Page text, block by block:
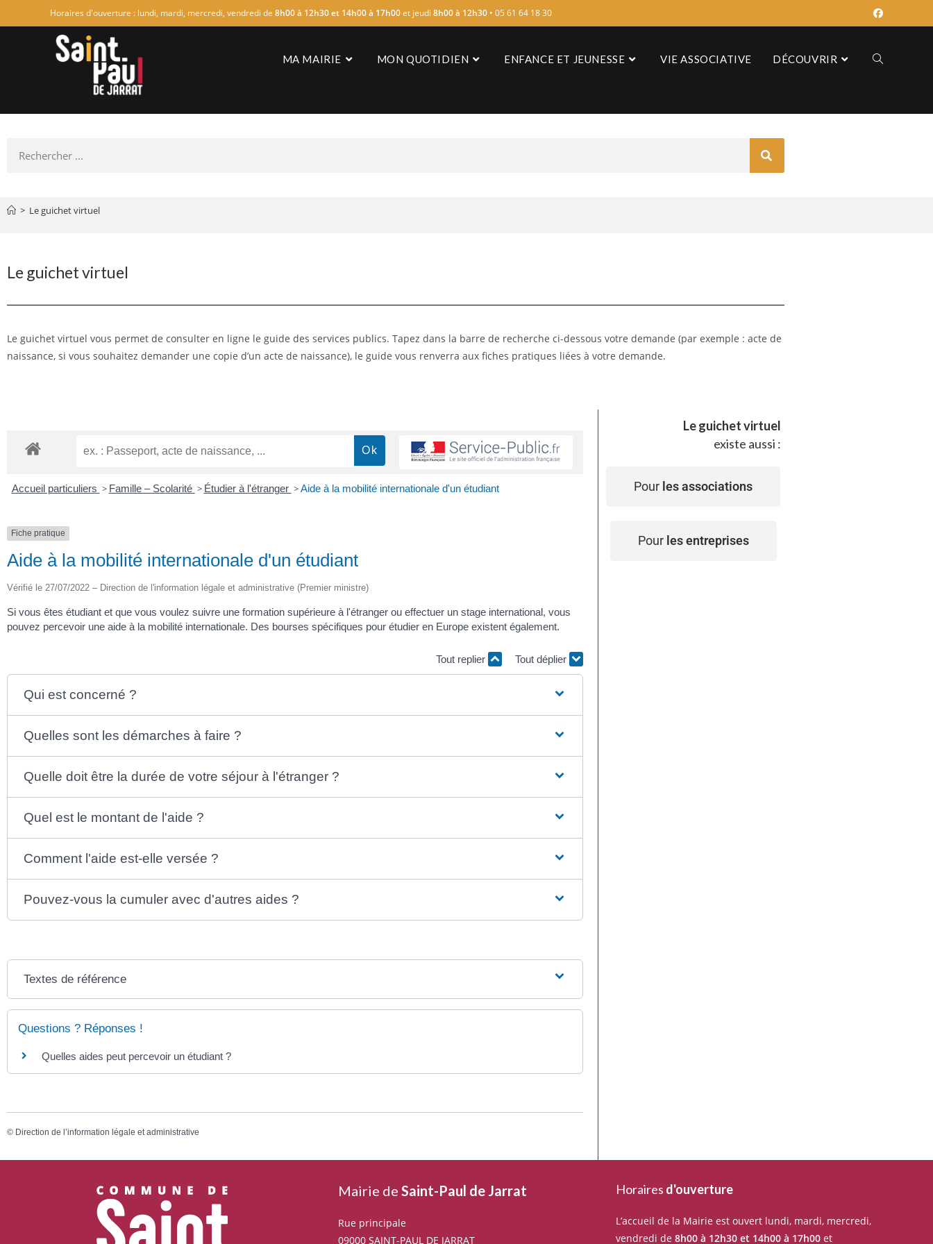
Horaires d'ouverture : lundi, mardi, mercredi, vendredi de 8h00 à 12h30 et 14h00 à 17h00et jeudi 8h00 à 12h30 • 05 61 64 18 30
MA MAIRIE MON QUOTIDIEN ENFANCE ET JEUNESSE VIE ASSOCIATIVE DÉCOUVRIR
> Le guichet virtuel
Le guichet virtuel
Le guichet virtuel vous permet de consulter en ligne le guide des services publics. Tapez dans la barre de recherche ci-dessous votre demande (par exemple : acte de
naissance, si vous souhaitez demander une copie d’un acte de naissance), le guide vous renverra aux fiches pratiques liées à votre demande.
Accueil particuliers > Famille – Scolarité > Étudier à l'étranger > Aide à la mobilité internationale d'un étudiant
Fiche pratique
Aide à la mobilité internationale d'un étudiant
Vérifié le 27/07/2022 – Direction de l'information légale et administrative (Premier ministre)
Si vous êtes étudiant et que vous voulez suivre une formation supérieure à l'étranger ou effectuer un stage international, vous
pouvez percevoir une aide à la mobilité internationale. Des bourses spécifiques pour étudier en Europe existent également.
Tout replier Tout déplier
Qui est concerné ?
Quelles sont les démarches à faire ?
Quelle doit être la durée de votre séjour à l'étranger ?
Quel est le montant de l'aide ?
Comment l'aide est-elle versée ?
Pouvez-vous la cumuler avec d'autres aides ?
Textes de référence
Questions ? Réponses !
Quelles aides peut percevoir un étudiant ?
© Direction de l’information légale et administrative
Le guichet virtuel
existe aussi :
Pour les associations
Pour les entreprises
Mairie de Saint-Paul de Jarrat
Rue principale
09000 SAINT-PAUL DE JARRAT
Horaires d'ouverture
L’accueil de la Mairie est ouvert lundi, mardi, mercredi,
vendredi de 8h00 à 12h30 et 14h00 à 17h00et